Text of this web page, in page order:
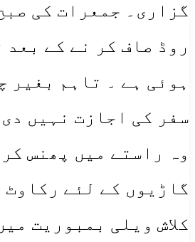
گزاری۔ جمعرات کی
روڈ صاف کر نے کے بعد
ہوئی ہے ۔ تاہم بغیر
سفر کی اجازت نہیں
وہ راستے میں پھنس
گاڑیوں کے لئے رکاوٹ
کلاش ویلی بمبوریت